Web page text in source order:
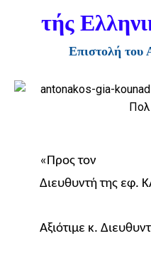
τής
Επιστολή του
«Προς τον
Διευθυντή της εφ.
Αξιότιμε κ.